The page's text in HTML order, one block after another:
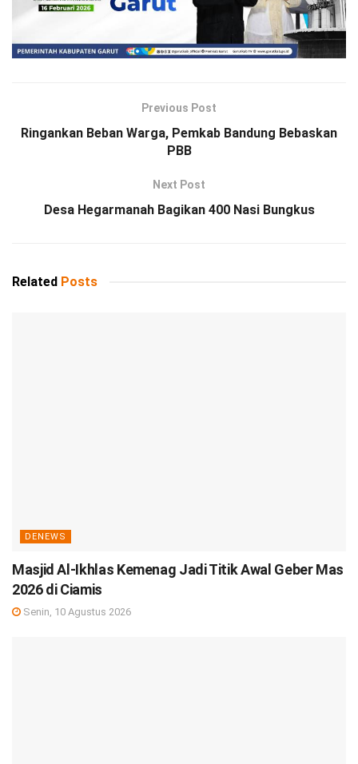
Previous Post
Ringankan Beban Warga, Pemkab Bandung Bebaskan
PBB
Next Post
Desa Hegarmanah Bagikan 400 Nasi Bungkus
Related Posts
DENEWS
Masjid Al-Ikhlas Kemenag Jadi Titik Awal Geber Mas
2026 di Ciamis
Senin, 10 Agustus 2026